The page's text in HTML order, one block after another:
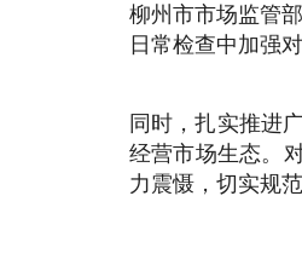
柳州市市场监管
日常检查中加强
同时，扎实推进
经营市场生态。
力震慑，切实规